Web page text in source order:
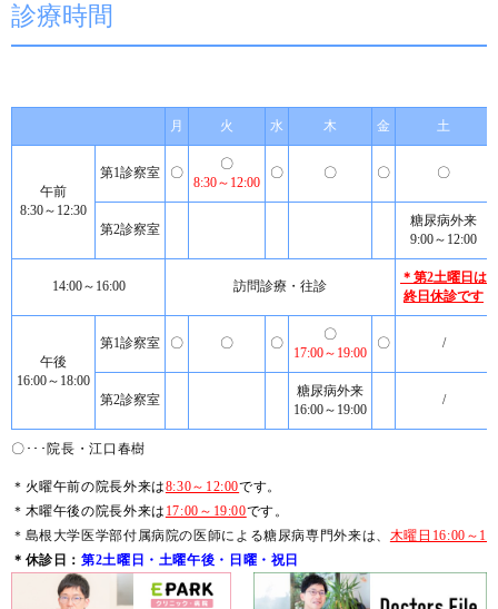
診療時間
月 火 水 木 金 土
午前
8:30～12:30
第1診察室 〇
〇
8:30～12:00
〇 〇 〇 〇
第2診察室
糖尿病外来
9:00～12:00
14:00～16:00 訪問診療・往診
＊第2土曜日は
終日休診です
午後
16:00～18:00
第1診察室 〇 〇 〇
〇
17:00～19:00
〇 /
第2診察室
糖尿病外来
16:00～19:00
/
〇･･･院長・江口春樹
＊火曜午前の院長外来は8:30～12:00です。
＊木曜午後の院長外来は 17:00～19:00です。
＊島根大学医学部付属病院の医師による糖尿病専門外来は、 木曜日16:00～
＊休診日：第2土曜日・土曜午後・日曜・祝日